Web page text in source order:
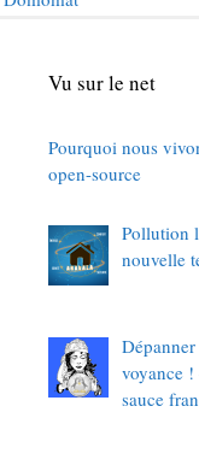
Vu sur le net
Pourquoi nous
open-source
Pollution
nouvelle
voyance
sauce